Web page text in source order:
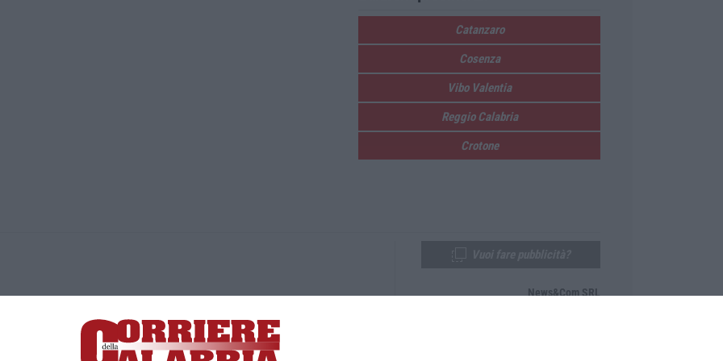
Catanzaro
Cosenza
Vibo Valentia
Reggio Calabria
Crotone
Lamezia Terme (CZ)
responsabile Paola Militano |Privacy
News&Com SRL